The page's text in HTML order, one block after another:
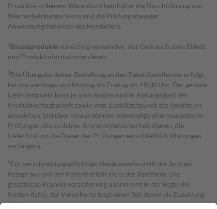
Produkte in deinem Warenkorb beinhaltet die Durchführung von
Wechselwirkungschecks und die Prüfung etwaiger
Anwendungshinweise des Herstellers.
2Biozidproduktevorsichtig verwenden. Vor Gebrauch stets Etikett
und Produktinformationen lesen.
3Die Übergabe deiner Bestellung an den Paketdienstleister erfolgt
bei uns werktags von Montag bis Freitag bis 18:00 Uhr. Der genaue
Lieferzeitpunkt kann je nach Region und in Abhängigkeit der
Produktverfügbarkeit sowie vom Zustellzeitpunkt des Spediteurs
abweichen. Darüber hinaus können notwendige pharmazeutische
Prüfungen, die zu deiner Arzneimittelsicherheit dienen, die
Lieferfrist um die Dauer der Prüfungen einschließlich Klärungen
verlängern.
4Für verschreibungspflichtige Medikamente stellt der Arzt ein
Rezept aus und der Patient erhält sie in der Apotheke. Die
gesetzliche Krankenversicherung übernimmt in der Regel die
Kosten dafür, der Versicherte trägt einen Teil davon als Zuzahlung
mit.